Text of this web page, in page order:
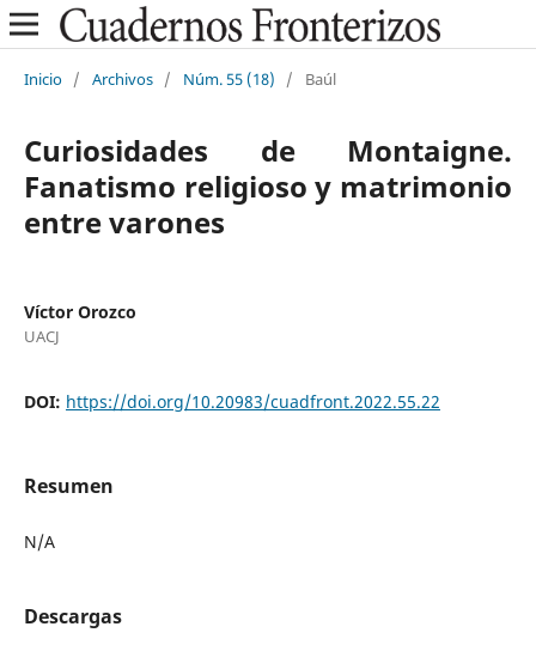
Inicio / Archivos / Núm. 55 (18) / Baúl
Curiosidades de Montaigne.
Fanatismo religioso y matrimonio
entre varones
Víctor Orozco
UACJ
DOI: https://doi.org/10.20983/cuadfront.2022.55.22
Resumen
N/A
Descargas